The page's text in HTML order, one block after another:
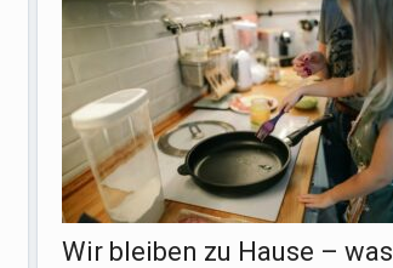
Wir bleiben zu Hause – was